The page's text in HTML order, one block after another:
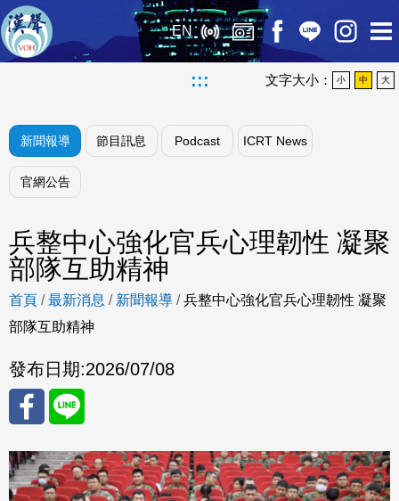
EN
::: 文字大小： 小 中 大
新聞報導 節目訊息 Podcast ICRT News
官網公告
兵整中心強化官兵心理韌性 凝聚
部隊互助精神
首頁 /最新消息 / 新聞報導 /兵整中心強化官兵心理韌性 凝聚
部隊互助精神
發布日期:2026/07/08
分享
至
分享
至